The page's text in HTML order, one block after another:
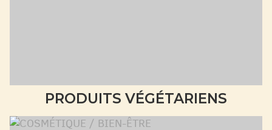
PRODUITS VÉGÉTARIENS